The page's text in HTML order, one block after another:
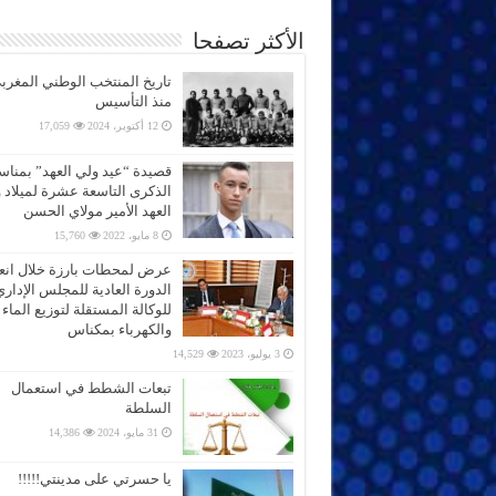
الأكثر تصفحا
تاريخ المنتخب الوطني
منذ التأسيس
12 أكتوبر، 2024 17,059
قصيدة “عيد ولي العهد”
الذكرى التاسعة عشرة
العهد الأمير مولاي الحسن
8 مايو، 2022 15,760
عرض لمحطات بارزة خلال
الدورة العادية للمجلس
للوكالة المستقلة لتوزيع الماء
والكهرباء بمكناس
3 يوليو، 2023 14,529
تبعات الشطط في استعمال
السلطة
31 مايو، 2024 14,386
يا حسرتي على مدينتي!!!!!